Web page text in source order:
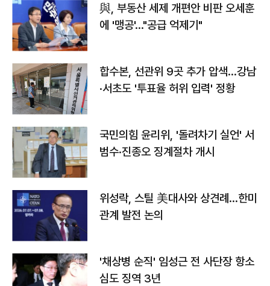
與, 부동산 세제 개편안 비판 오세훈
에 '맹공'…"공급 억제기"
합수본, 선관위 9곳 추가 압색…강남
·서초도 '투표율 허위 입력' 정황
국민의힘 윤리위, '돌려차기 실언' 서
범수·진종오 징계절차 개시
위성락, 스틸 美대사와 상견례…한미
관계 발전 논의
'채상병 순직' 임성근 전 사단장 항소
심도 징역 3년